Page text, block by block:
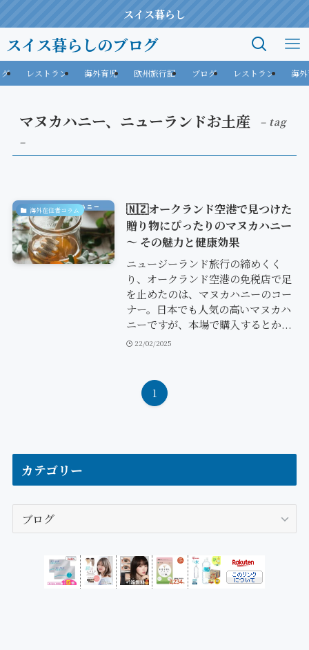
スイス暮らし
スイス暮らしのブログ
レストラン 海外育児 欧州旅行記 ブログ レストラン 海
マヌカハニー、ニューランドお土産
– tag
–
海外在住者コラム
🇳🇿オークランド空港で見つけた
贈り物にぴったりのマヌカハニー
〜 その魅力と健康効果
ニュージーランド旅行の締めくく
り、オークランド空港の免税店で足
を止めたのは、マヌカハニーのコー
ナー。日本でも人気の高いマヌカハ
ニーですが、本場で購入するとか...
22/02/2025
1
カテゴリー
テ